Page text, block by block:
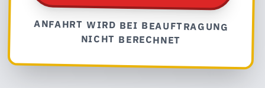
ANFAHRT WIRD BEI BEAUFTRAGUNG
NICHT BERECHNET